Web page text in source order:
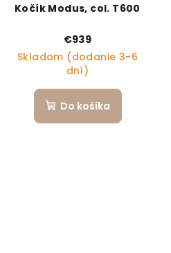
Kočík Modus, col. T600
€939
Skladom (dodanie 3-6
dní)
Do košíka